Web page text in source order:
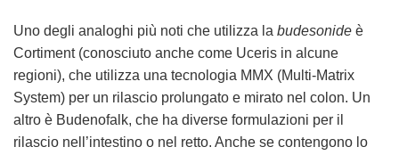
Uno degli analoghi più noti che utilizza la budesonide è
Cortiment (conosciuto anche come Uceris in alcune
regioni), che utilizza una tecnologia MMX (Multi-Matrix
System) per un rilascio prolungato e mirato nel colon. Un
altro è Budenofalk, che ha diverse formulazioni per il
rilascio nell’intestino o nel retto. Anche se contengono lo